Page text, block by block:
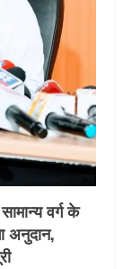
वर्ग के
अनुदान,